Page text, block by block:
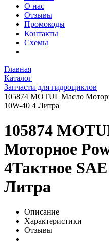
О нас
Отзывы
Промокоды
Контакты
Схемы
Главная
Каталог
Запчасти для гидроциклов
105874 MOTUL Масло
10W-40 4 Литра
105874
Моторное
4Тактное
Литра
Описание
Характеристики
Отзывы